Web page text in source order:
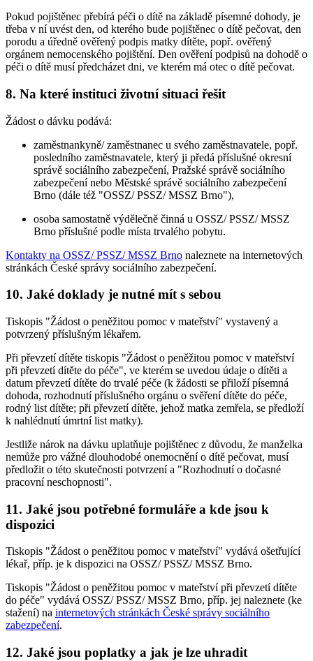
Pokud pojištěnec přebírá péči o dítě na základě písemné dohody, je
třeba v ní uvést den, od kterého bude pojištěnec o dítě pečovat, den
porodu a úředně ověřený podpis matky dítěte, popř. ověřený
orgánem nemocenského pojištění. Den ověření podpisů na dohodě o
péči o dítě musí předcházet dni, ve kterém má otec o dítě pečovat.
8. Na které instituci životní situaci řešit
Žádost o dávku podává:
zaměstnankyně/ zaměstnanec u svého zaměstnavatele, popř.
posledního zaměstnavatele, který ji předá příslušné okresní
správě sociálního zabezpečení, Pražské správě sociálního
zabezpečení nebo Městské správě sociálního zabezpečení
Brno (dále též "OSSZ/ PSSZ/ MSSZ Brno"),
osoba samostatně výdělečně činná u OSSZ/ PSSZ/ MSSZ
Brno příslušné podle místa trvalého pobytu.
Kontakty na OSSZ/ PSSZ/ MSSZ Brno naleznete na internetových
stránkách České správy sociálního zabezpečení.
10. Jaké doklady je nutné mít s sebou
Tiskopis "Žádost o peněžitou pomoc v mateřství" vystavený a
potvrzený příslušným lékařem.
Při převzetí dítěte tiskopis "Žádost o peněžitou pomoc v mateřství
při převzetí dítěte do péče", ve kterém se uvedou údaje o dítěti a
datum převzetí dítěte do trvalé péče (k žádosti se přiloží písemná
dohoda, rozhodnutí příslušného orgánu o svěření dítěte do péče,
rodný list dítěte; při převzetí dítěte, jehož matka zemřela, se předloží
k nahlédnutí úmrtní list matky).
Jestliže nárok na dávku uplatňuje pojištěnec z důvodu, že manželka
nemůže pro vážné dlouhodobé onemocnění o dítě pečovat, musí
předložit o této skutečnosti potvrzení a "Rozhodnutí o dočasné
pracovní neschopnosti".
11. Jaké jsou potřebné formuláře a kde jsou k
dispozici
Tiskopis "Žádost o peněžitou pomoc v mateřství" vydává ošetřující
lékař, příp. je k dispozici na OSSZ/ PSSZ/ MSSZ Brno.
Tiskopis "Žádost o peněžitou pomoc v mateřství při převzetí dítěte
do péče" vydává OSSZ/ PSSZ/ MSSZ Brno, příp. jej naleznete (ke
stažení) na internetových stránkách České správy sociálního
zabezpečení.
12. Jaké jsou poplatky a jak je lze uhradit